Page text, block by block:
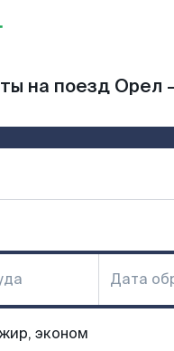
на поезд Орел